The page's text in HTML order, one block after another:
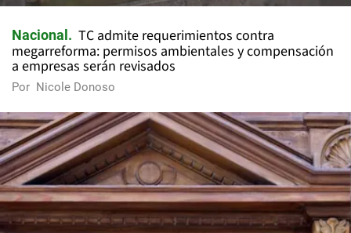
Nacional
TC admite requerimientos contra
megarreforma: permisos ambientales y compensación
a empresas serán revisados
Por Nicole Donoso